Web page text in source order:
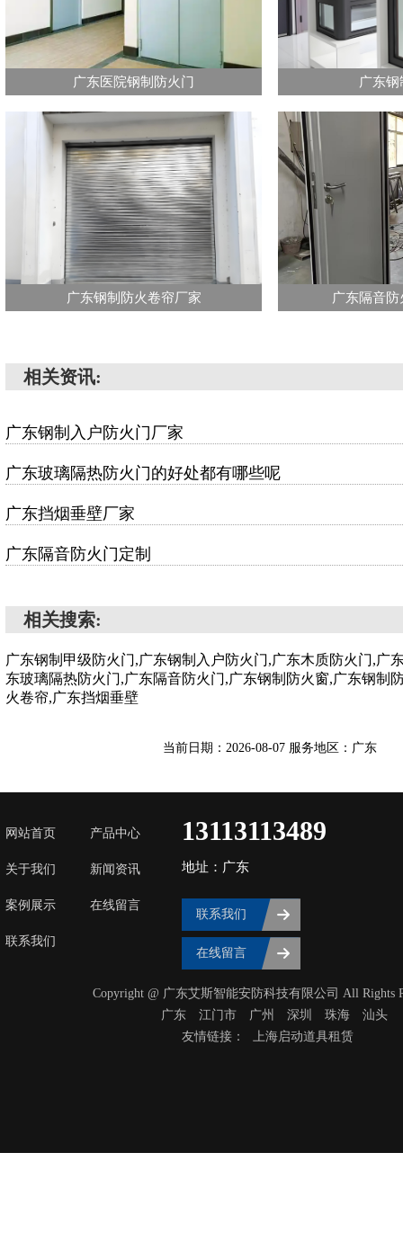
广东医院钢制防火门 广东
广东钢制防火卷帘厂家 广东隔音
相关资讯:
广东钢制入户防火门厂家
广东玻璃隔热防火门的好处都有哪些呢
广东挡烟垂壁厂家
广东隔音防火门定制
相关搜索:
广东钢制甲级防火门,广东钢制入户防火门,广东木质防火门,广
东玻璃隔热防火门,广东隔音防火门,广东钢制防火窗,广东钢制
火卷帘,广东挡烟垂壁
当前日期：2026-08-07 服务地区：广东
网站首页 产品中心
关于我们 新闻资讯
案例展示 在线留言
联系我们
13113113489
地址：广东
联系我们
在线留言
Copyright @ 广东艾斯智能安防科技有限公司 All Rights
广东
‌江门市 广州 深圳 珠海
汕头
友情链接：
上海启动道具租赁